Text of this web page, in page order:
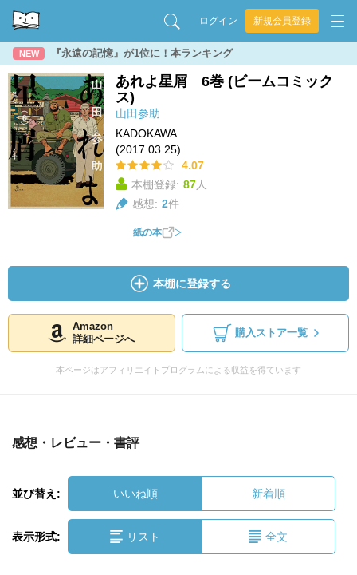
ログイン 新規会員登録
NEW 『永遠の記憶』が1位に！本ランキング
あれよ星屑 6巻 (ビームコミック
ス)
山田参助
KADOKAWA
(2017.03.25)
4.07
本棚登録: 87人
感想: 2件
紙の本
本棚に登録する
Amazon
詳細ページへ
購入ストア一覧
本ページはアフィリエイトプログラムによる収益を得ています
感想・レビュー・書評
並び替え: いいね順 新着順
表示形式: リスト 全文